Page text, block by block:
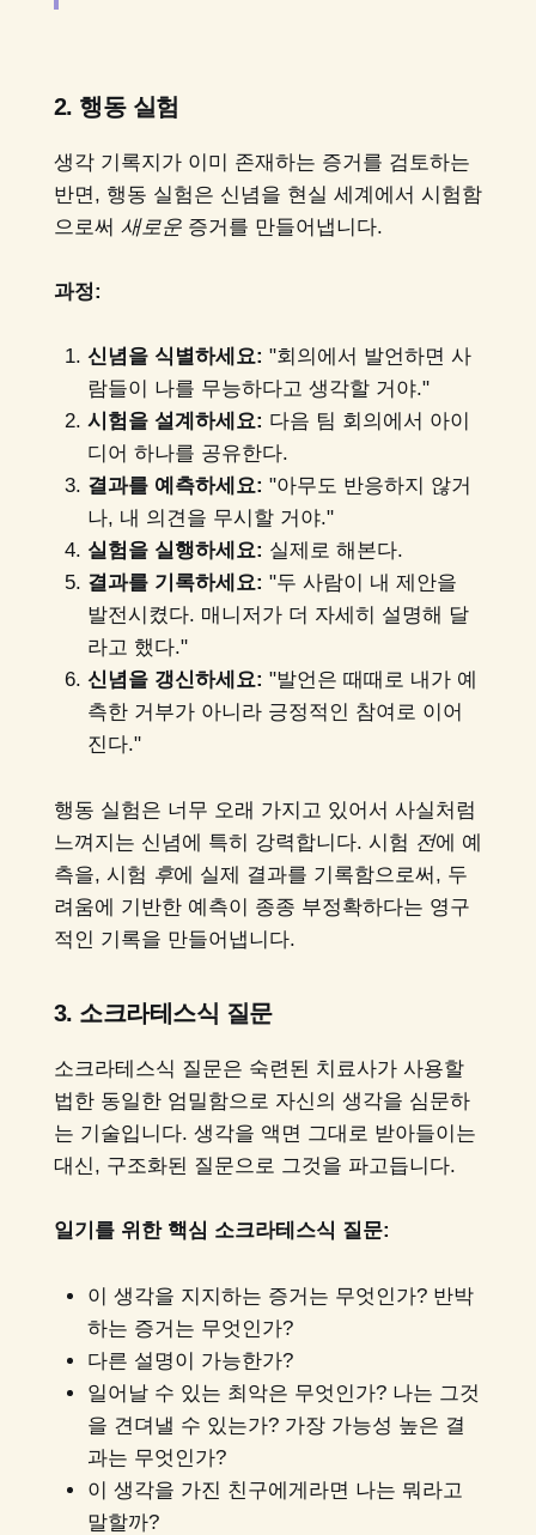
2. 행동 실험
생각 기록지가 이미 존재하는 증거를 검토하는
반면, 행동 실험은 신념을 현실 세계에서 시험함
으로써 새로운증거를 만들어냅니다.
과정:
신념을 식별하세요: "회의에서 발언하면 사
람들이 나를 무능하다고 생각할 거야."
시험을 설계하세요: 다음 팀 회의에서 아이
디어 하나를 공유한다.
결과를 예측하세요: "아무도 반응하지 않거
나, 내 의견을 무시할 거야."
실험을 실행하세요: 실제로 해본다.
결과를 기록하세요: "두 사람이 내 제안을
발전시켰다. 매니저가 더 자세히 설명해 달
라고 했다."
신념을 갱신하세요: "발언은 때때로 내가 예
측한 거부가 아니라 긍정적인 참여로 이어
진다."
행동 실험은 너무 오래 가지고 있어서 사실처럼
느껴지는 신념에 특히 강력합니다. 시험 전에 예
측을, 시험 후에 실제 결과를 기록함으로써, 두
려움에 기반한 예측이 종종 부정확하다는 영구
적인 기록을 만들어냅니다.
3. 소크라테스식 질문
소크라테스식 질문은 숙련된 치료사가 사용할
법한 동일한 엄밀함으로 자신의 생각을 심문하
는 기술입니다. 생각을 액면 그대로 받아들이는
대신, 구조화된 질문으로 그것을 파고듭니다.
일기를 위한 핵심 소크라테스식 질문:
이 생각을 지지하는 증거는 무엇인가? 반박
하는 증거는 무엇인가?
다른 설명이 가능한가?
일어날 수 있는 최악은 무엇인가? 나는 그것
을 견뎌낼 수 있는가? 가장 가능성 높은 결
과는 무엇인가?
이 생각을 가진 친구에게라면 나는 뭐라고
말할까?